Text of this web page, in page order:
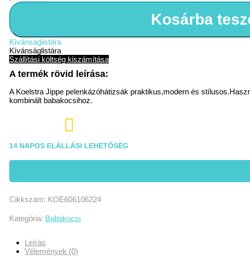
A Koelstra Jippe pelenkázóhátizsák praktikus,modern és
kombinált babakocsihoz.
mennyiség
Kosárba
Kívánságlistára
Kívánságlistára
Szállítási költség kiszámítása

14 NAPOS ELÁLLÁSI LEHETŐSÉG
Cikkszám: KOE606106224
Kategória: Babakocsi
Leírás
Vélemények (0)